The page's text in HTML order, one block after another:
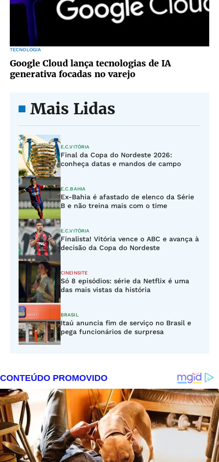
TECNOLOGIA
Google Cloud lança tecnologias de IA
generativa focadas no varejo
Mais Lidas
E.C.VITÓRIA
Final da Copa do Nordeste 2026:
conheça datas e mandos de campo
E.C.BAHIA
Ex-Bahia é afastado de elenco da Série
B e não treina mais com o time
E.C.VITÓRIA
Finalista! Vitória vence o ABC e avança à
decisão da Copa do Nordeste
CINEINSITE
Só 8 episódios: série da Netflix é uma
das mais vistas da história
BRASIL
Itaú anuncia fim de serviço no Brasil e
pega funcionários de surpresa